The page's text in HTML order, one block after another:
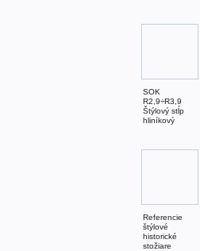
SOK
R2,9÷R3,9
Štýlový stĺp
hliníkový
Referencie
štýlové
historické
stožiare